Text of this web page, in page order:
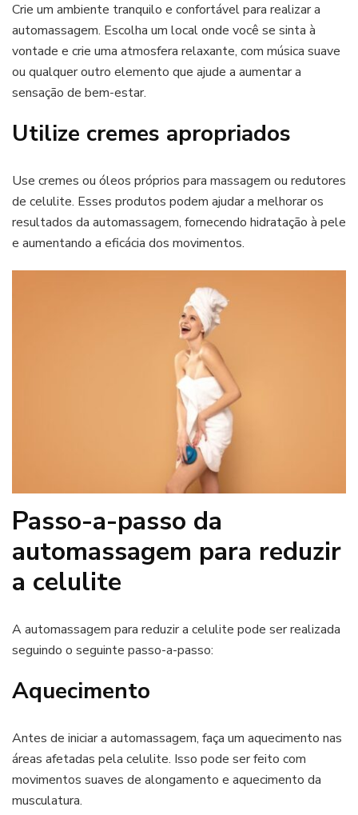
Crie um ambiente tranquilo e confortável para realizar a
automassagem. Escolha um local onde você se sinta à
vontade e crie uma atmosfera relaxante, com música suave
ou qualquer outro elemento que ajude a aumentar a
sensação de bem-estar.
Utilize cremes apropriados
Use cremes ou óleos próprios para massagem ou redutores
de celulite. Esses produtos podem ajudar a melhorar os
resultados da automassagem, fornecendo hidratação à pele
e aumentando a eficácia dos movimentos.
Passo-a-passo da
automassagem para reduzir
a celulite
A automassagem para reduzir a celulite pode ser realizada
seguindo o seguinte passo-a-passo:
Aquecimento
Antes de iniciar a automassagem, faça um aquecimento nas
áreas afetadas pela celulite. Isso pode ser feito com
movimentos suaves de alongamento e aquecimento da
musculatura.